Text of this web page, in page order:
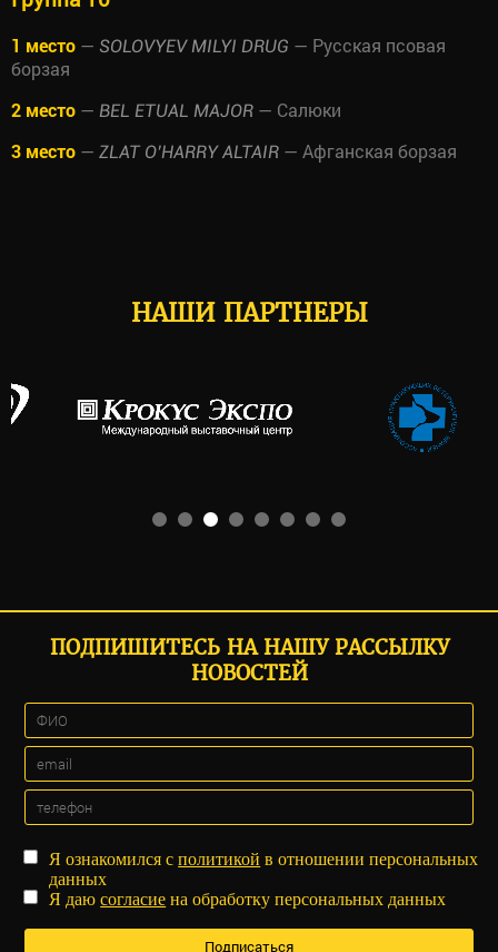
1 место — SOLOVYEV MILYI DRUG — Русская псовая
борзая
2 место — BEL ETUAL MAJOR — Салюки
3 место — ZLAT O’HARRY ALTAIR — Афганская борзая
НАШИ ПАРТНЕРЫ
ПОДПИШИТЕСЬ НА НАШУ РАССЫЛКУ
НОВОСТЕЙ
Я ознакомился сполитикой в отношении персональных
данных
Я даюсогласие на обработку персональных данных